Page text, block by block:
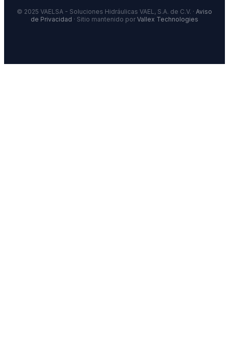
© 2025 VAELSA - Soluciones Hidráulicas VAEL, S.A. de C.V. · Aviso
de Privacidad · Sitio mantenido por Vallex Technologies